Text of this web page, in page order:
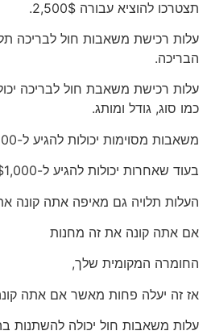
תצטרכו להוציא עבורה 2,500$.
עלות רכישת משאבות חול לבריכה
הבריכה.
עלות רכישת משאבת חול לבריכה
כמו סוג, גודל ומותג.
משאבות מסוימות יכולות להגיע ל-$100,
בעוד שאחרות יכולות להגיע ל-$1,000.
העלות תלויה גם מאיפה אתה קונה
אם אתה קונה את זה מחנות
החומרה המקומית שלך,
אז זה יעלה פחות מאשר אם אתה
עלות משאבות חול יכולה